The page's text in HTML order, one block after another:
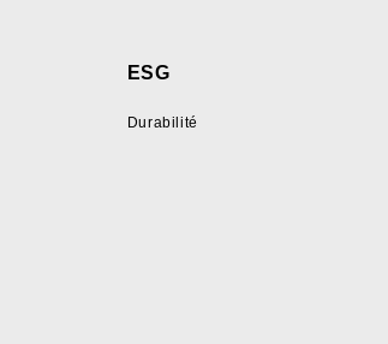
ESG
Durabilité